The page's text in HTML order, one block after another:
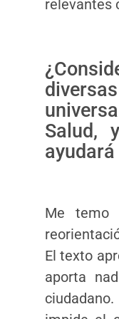
relevantes
Salud,
Me temo
El texto
aporta